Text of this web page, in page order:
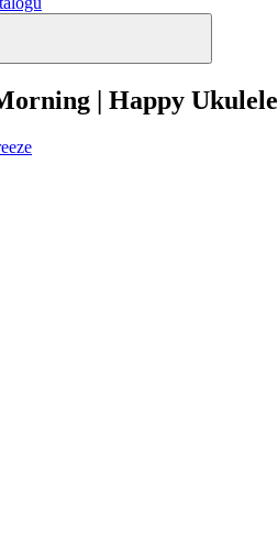
| Happy Ukulele